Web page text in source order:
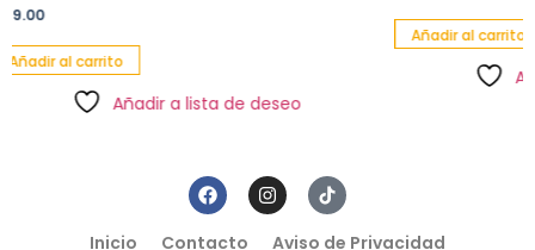
Añadir a lista de deseo
Añadir al carrito
Añadir a lista
Inicio Contacto Aviso de Privacidad